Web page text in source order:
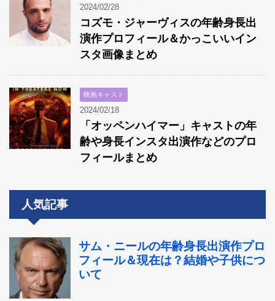
2024/02/28
コズモ・ジャーヴィスの年齢身長出
演作プロフィール＆かっこいいイン
スタ画像まとめ
映画キャスト
2024/02/18
「オッペンハイマー」キャストの年
齢や身長インスタ出演作などのプロ
フィールまとめ
人気記事